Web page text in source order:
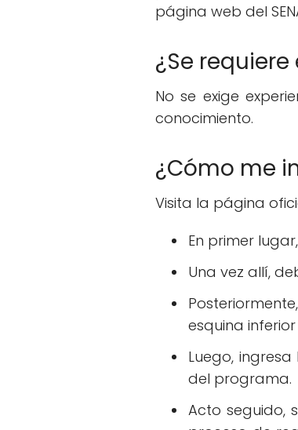
página web del
¿Se
No se exige
conocimiento.
¿Cómo me
Visita la página
En primer
Una vez allí,
esquina
Luego,
del programa.
Acto seguido,